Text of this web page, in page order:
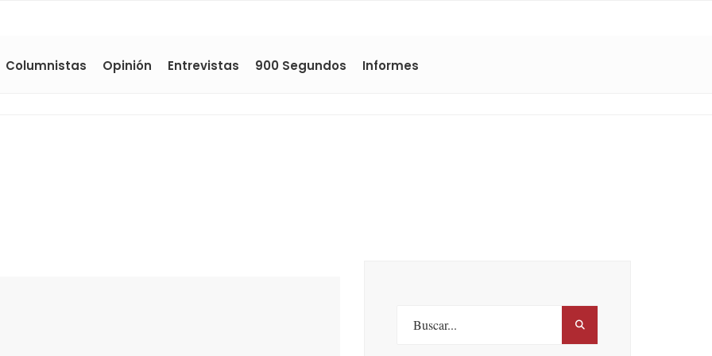
Columnistas Opinión Entrevistas 900 Segundos Informes